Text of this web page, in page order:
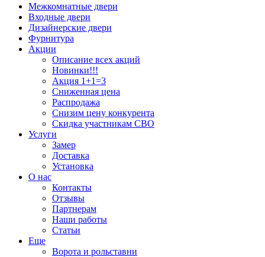
Межкомнатные двери
Входные двери
Дизайнерские двери
Фурнитура
Акции
Описание всех акций
Новинки!!!
Акция 1+1=3
Сниженная цена
Распродажа
Снизим цену конкурента
Скидка участникам СВО
Услуги
Замер
Доставка
Установка
О нас
Контакты
Отзывы
Партнерам
Наши работы
Статьи
Еще
Ворота и рольставни